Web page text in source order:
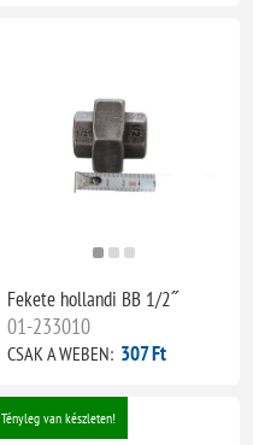
Fekete hollandi BB 1/2˝
01-233010
CSAK A WEBEN: 307 Ft
Tényleg van készleten!